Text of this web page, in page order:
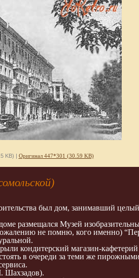
KB) | Оригинал 447*301 (30.59 KB)
был дом, занимавший
размещался Музей
не помню, кого именно)
кондитерский магазин-
в очереди за теми же
Шахзадов).